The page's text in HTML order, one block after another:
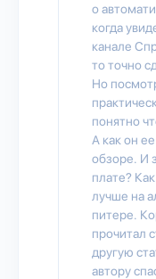
о
когда
канале
то точно
Но
понятно
А как он
обзоре. И
плате?
лучше на
питере.
прочитал
другую
автору